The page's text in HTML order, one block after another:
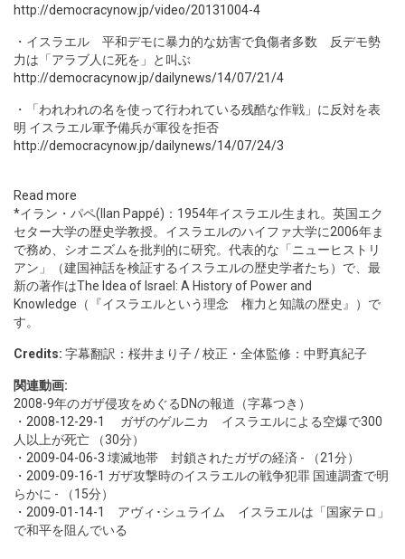
http://democracynow.jp/video/20131004-4
・イスラエル 平和デモに暴力的な妨害で負傷者多数 反デモ勢
力は「アラブ人に死を」と叫ぶ
http://democracynow.jp/dailynews/14/07/21/4
・「われわれの名を使って行われている残酷な作戦」に反対を表
明 イスラエル軍予備兵が軍役を拒否
http://democracynow.jp/dailynews/14/07/24/3
Read more
*イラン・パペ(Ilan Pappé)：1954年イスラエル生まれ。英国エク
セター大学の歴史学教授。イスラエルのハイファ大学に2006年ま
で務め、シオニズムを批判的に研究。代表的な「ニューヒストリ
アン」（建国神話を検証するイスラエルの歴史学者たち）で、最
新の著作はThe Idea of Israel: A History of Power and
Knowledge（『イスラエルという理念 権力と知識の歴史』）で
す。
Credits: 字幕翻訳：桜井まり子 / 校正・全体監修：中野真紀子
関連動画:
2008-9年のガザ侵攻をめぐるDNの報道（字幕つき）
・ 2008-12-29-1
ガザのゲルニカ イスラエルによる空爆で300
人以上が死亡 （30分）
・ 2009-04-06-3 壊滅地帯 封鎖されたガザの経済 - （21分）
・ 2009-09-16-1 ガザ攻撃時のイスラエルの戦争犯罪 国連調査で明
らかに - （15分）
・ 2009-01-14-1
アヴィ･シュライム イスラエルは「国家テロ」
で和平を阻んでいる